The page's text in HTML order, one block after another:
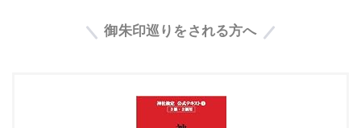
御朱印巡りをされる方へ